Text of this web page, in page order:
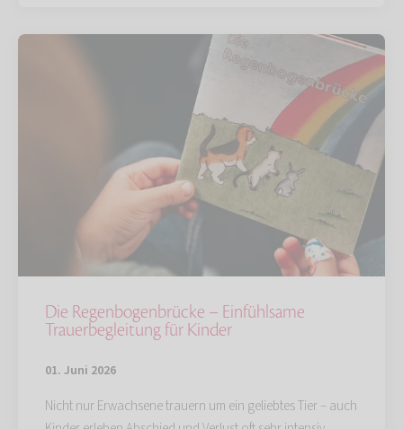
Die Regenbogenbrücke – Einfühlsame
Trauerbegleitung für Kinder
01. Juni 2026
Nicht nur Erwachsene trauern um ein geliebtes Tier – auch